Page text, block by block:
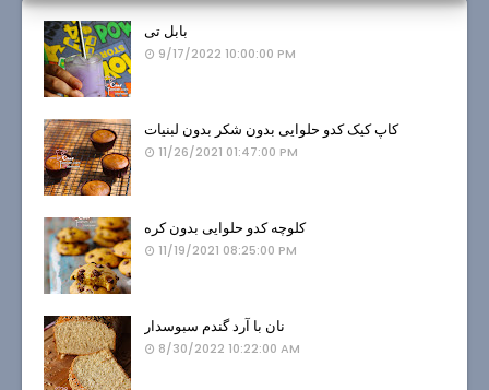
بابل تی
9/17/2022 10:00:00 PM
کاپ کیک کدو حلوایی بدون شکر بدون لبنیات
11/26/2021 01:47:00 PM
کلوچه کدو حلوایی بدون کره
11/19/2021 08:25:00 PM
نان با آرد گندم سبوسدار
8/30/2022 10:22:00 AM